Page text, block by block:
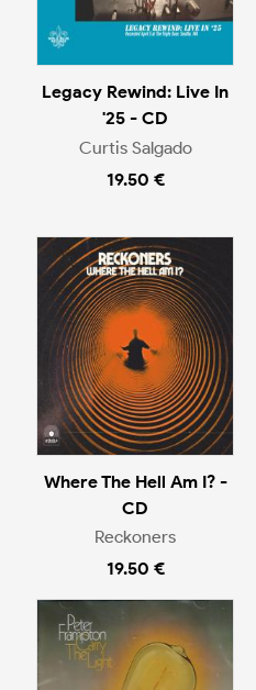
Legacy Rewind: Live In
'25 - CD
Curtis Salgado
19.50 €
Where The Hell Am I? -
CD
Reckoners
19.50 €